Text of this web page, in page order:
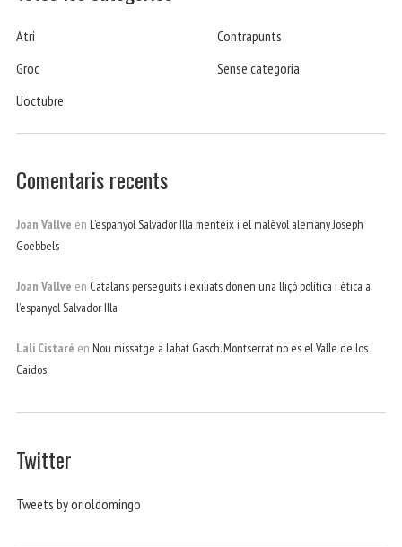
Atri
Contrapunts
Groc
Sense categoria
Uoctubre
Comentaris recents
Joan Vallve en L’espanyol Salvador Illa menteix i el malèvol alemany Joseph
Goebbels
Joan Vallve en Catalans perseguits i exiliats donen una lliçó política i ètica a
l’espanyol Salvador Illa
Lali Cistaré en Nou missatge a l’abat Gasch. Montserrat no es el Valle de los
Caidos
Twitter
Tweets by orioldomingo